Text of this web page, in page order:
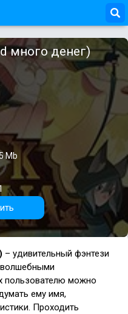
много денег)
Mb
– удивительный фэнтези
пользователю можно
ему имя,
Проходить